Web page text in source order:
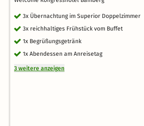
3x Übernachtung im Superior Doppelzimmer
3x reichhaltiges Frühstück vom Buffet
1x Begrüßungsgetränk
1x Abendessen am Anreisetag
3 weitere anzeigen